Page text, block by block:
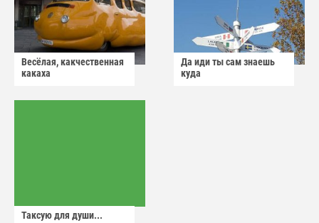
Весёлая, какчественная
какаха
Да иди ты сам знаешь
куда
Таксую для души...